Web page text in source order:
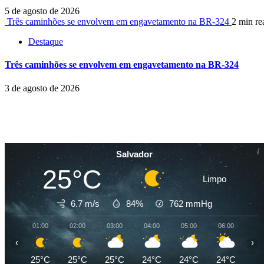
5 de agosto de 2026
Três caminhões se envolvem em engavetamento na BR-324 2 min
Destaque
Três caminhões se envolvem em engavetamento na BR-324
3 de agosto de 2026
Salvador
25°C Limpo
6.7 m/s 84% 762 mmHg
01:00
25°C
02:00
25°C
03:00
25°C
04:00
24°C
05:00
24°C
06:00
24°C
‹ ›